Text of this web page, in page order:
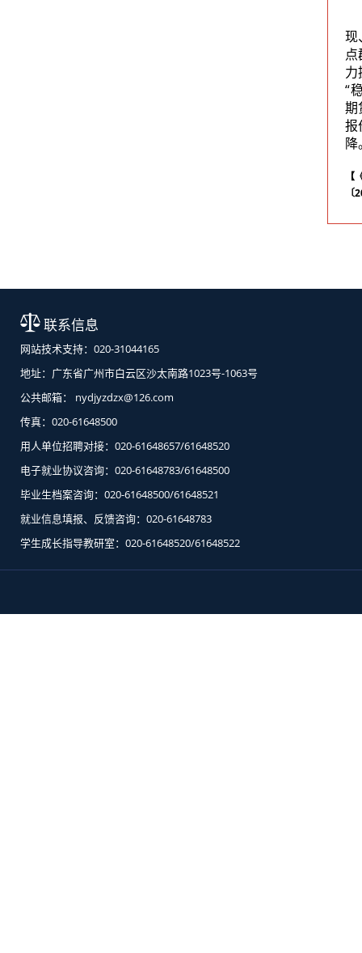
现
“
期
报
降
联系信息
网站技术支持：020-31044165
地址：广东省广州市白云区沙太南路1023号-1063号
公共邮箱： nydjyzdzx@126.com
传真：020-61648500
用人单位招聘对接：020-61648657/61648520
电子就业协议咨询：020-61648783/61648500
毕业生档案咨询：020-61648500/61648521
就业信息填报、反馈咨询：020-61648783
学生成长指导教研室：020-61648520/61648522